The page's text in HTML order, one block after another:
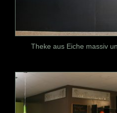
Theke aus Eiche massiv